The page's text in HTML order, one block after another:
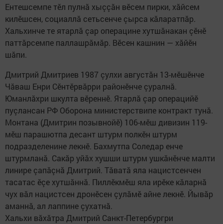
Ентешсемпе тӗл пулнă хыççăн вӗсем пирки, хăйсем
килӗшсен, социаллă сетьсенче çырса кăларатпăр.
Хальхинче те ятарлă çар операцине хутшăнакан çӗнӗ
паттăрсемпе паллашрăмăр. Вӗсен кашнин — хăйӗн
шăпи.
Дмитрий Дмитриев 1987 çулхи августăн 13-мӗшӗнче
Чăваш Енри Сӗнтӗрвăрри районӗнче çуралнă.
Юманлăхри шкулта вӗреннӗ. Ятарлă çар операцийӗ
пуçлансан РФ Оборона министерствипе контракт тунă.
Монтана (Дмитрин позывнойӗ) 106-мӗш дивизин 119-
мӗш парашютпа десант штурм полкӗн штурм
подразделенине лекнӗ. Бахмутпа Соледар енче
штурмланă. Сакăр уйăх хушши штурм ушкăнӗнче малти
линире çапăçнă Дмитрий. Тăватă яла нацистсенчен
тасатас ӗçе хутшăннă. Пиллӗкмӗш яла ирӗке кăларнă
чух вăл нацистсен дронӗсен çулăмӗ айне лекнӗ. Йывăр
аманнă, ал лаппине çухатнă.
Хальхи вăхăтра Дмитрий Санкт-Петербургри